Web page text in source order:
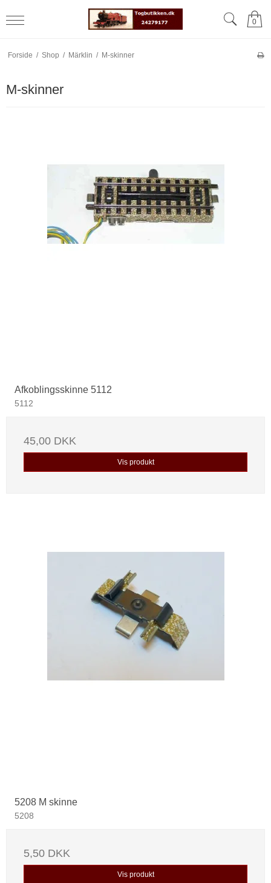
0
Forside / Shop / Märklin / M-skinner
M-skinner
Afkoblingsskinne 5112
5112
45,00 DKK
Vis produkt
5208 M skinne
5208
5,50 DKK
Vis produkt